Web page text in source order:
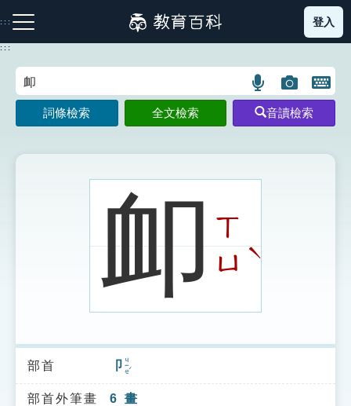
到
主
:::
注音索引圖示 筆畫索引圖示 部首索引表圖示
索引選單
知識索引
登入
:::
語
言
搜
示
圖
片
搜
開
鍵
圖
詞條檢索 全文檢索 音讀檢索
卹ㄒ
ㄩˋ
部首 卩 ㄐㄧㄝˊ
部首外筆畫 6 畫